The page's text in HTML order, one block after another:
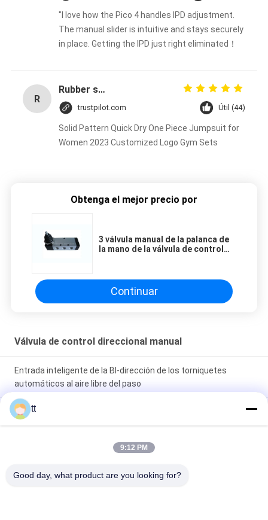
"I love how the Pico 4 handles IPD adjustment.
The manual slider is intuitive and stays securely
in place. Getting the IPD just right eliminated！
R
Rubber solid forklift tires For material handling forklift
trustpilot.com Útil (44)
Solid Pattern Quick Dry One Piece Jumpsuit for
Women 2023 Customized Logo Gym Sets
Obtenga el mejor precio por
3 válvula manual de la palanca de
la mano de la válvula de control
Continuar
Válvula de control direccional manual
Entrada inteligente de la BI-dirección de los torniquetes
automáticos al aire libre del paso
manera neumática compacta de la posición 5 de la válvula 3
del pedal del pie 0.7Mpa, válvula de control direccional
El manual de dos posiciones de cinco maneras actuó la
primavera
tt
9:12 PM
Good day, what product are you looking for?